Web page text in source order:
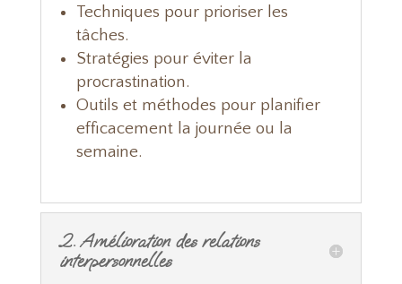
Techniques pour prioriser les
tâches.
Stratégies pour éviter la
procrastination.
Outils et méthodes pour planifier
efficacement la journée ou la
semaine.
2. Amélioration des relations
interpersonnelles